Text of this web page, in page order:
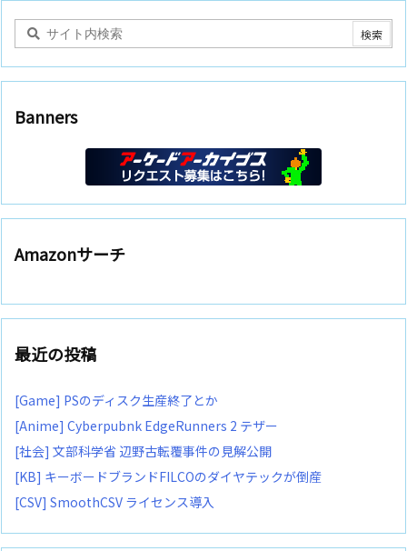
Banners
Amazonサーチ
最近の投稿
[Game] PSのディスク生産終了とか
[Anime] Cyberpubnk EdgeRunners 2 テザー
[社会] 文部科学省 辺野古転覆事件の見解公開
[KB] キーボードブランドFILCOのダイヤテックが倒産
[CSV] SmoothCSV ライセンス導入